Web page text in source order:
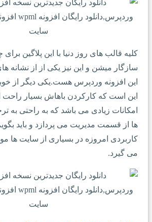
کلیه قالب های روز دنیا با این پلاگین
سازگار میشن و این نیز یکی از از نشانه
این افزونه وردپرس هست.یکی دیگر از
این است که کارکردن باهاش بسیار
امکانات زیادی می باشد که به راحتی به
ها از قسمت مدیریت می پردازد و باید
کاربردی امروزه در بسیاری از سایت ها
می گیرد.